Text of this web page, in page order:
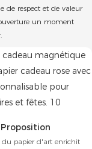
de respect et de valeur
un moment
du papier d'art enrichit